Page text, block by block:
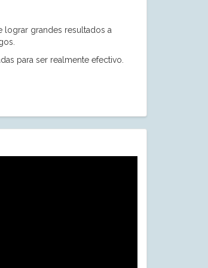
lograr grandes resultados a
para ser realmente efectivo.